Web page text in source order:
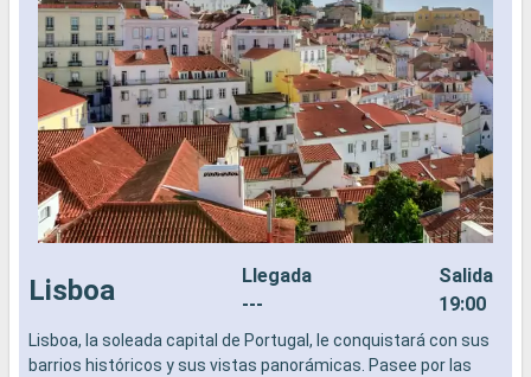
Lisboa
Llegada
---
Salida
19:00
Lisboa, la soleada capital de Portugal, le conquistará con sus
barrios históricos y sus vistas panorámicas. Pasee por las